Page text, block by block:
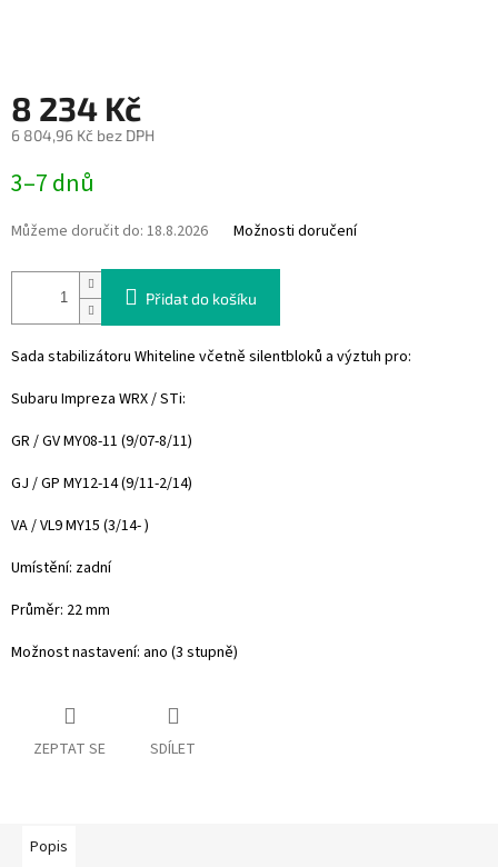
8 234 Kč
6 804,96 Kč bez DPH
cena:
3–7 dnů
Můžeme doručit do: 18.8.2026 Možnosti doručení
Přidat do košíku
Sada stabilizátoru Whiteline včetně silentbloků a výztuh pro:
Subaru Impreza WRX / STi:
GR / GV MY08-11 (9/07-8/11)
GJ / GP MY12-14 (9/11-2/14)
VA / VL9 MY15 (3/14- )
Umístění: zadní
Průměr: 22 mm
Možnost nastavení: ano (3 stupně)
ZEPTAT SE SDÍLET
Popis